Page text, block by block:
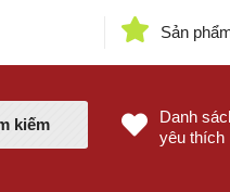
Sản
kiếm
Danh
yêu thích